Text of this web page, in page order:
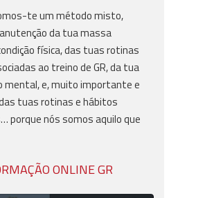
te um método misto,
da tua massa
física, das tuas rotinas
ao treino de GR, da tua
mental, e, muito importante e
tuas rotinas e hábitos
porque nós somos aquilo que
ONLINE GR